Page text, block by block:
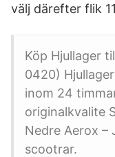
välj därefter flik
Köp Hjullager
0420)
inom 24
originalkvalite
Nedre Aerox –
scootrar.